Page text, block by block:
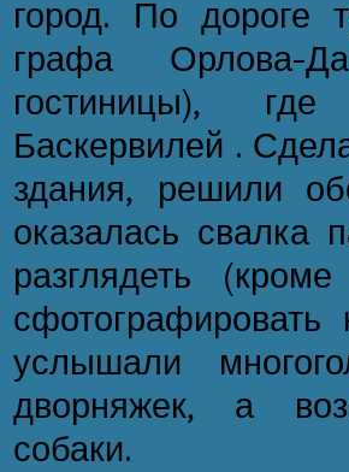
город. По дороге
графа Орлова-
гостиницы),
Баскервилей .
здания, решили
оказалась свалка
разглядеть
услышали
дворняжек, а
собаки.